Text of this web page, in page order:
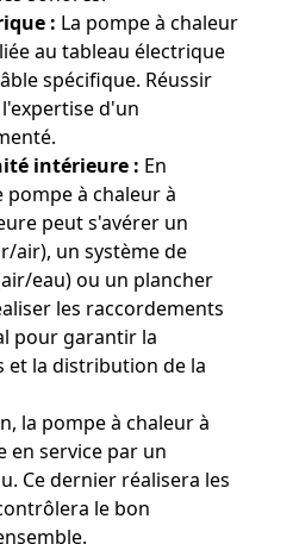
: La pompe à chaleur
au tableau électrique
spécifique. Réussir
d'un
intérieure : En
à chaleur à
peut s'avérer un
air), un système de
eau) ou un plancher
les raccordements
pour garantir la
et la distribution de la
la pompe à chaleur à
en service par un
Ce dernier réalisera les
le bon